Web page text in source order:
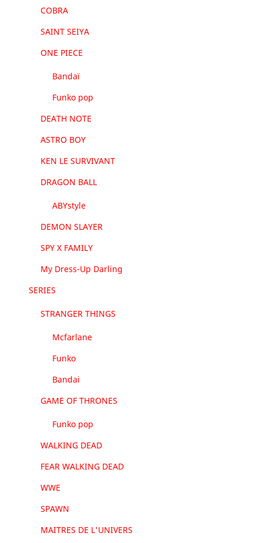
COBRA
SAINT SEIYA
ONE PIECE
Bandaï
Funko pop
DEATH NOTE
ASTRO BOY
KEN LE SURVIVANT
DRAGON BALL
ABYstyle
DEMON SLAYER
SPY X FAMILY
My Dress-Up Darling
SERIES
STRANGER THINGS
Mcfarlane
Funko
Bandai
GAME OF THRONES
Funko pop
WALKING DEAD
FEAR WALKING DEAD
WWE
SPAWN
MAITRES DE L'UNIVERS